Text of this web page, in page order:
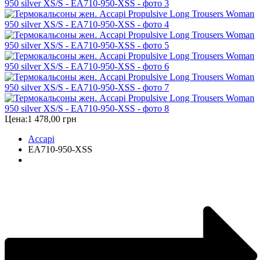
Цена:1 478,00 грн
Accapi
EA710-950-XSS